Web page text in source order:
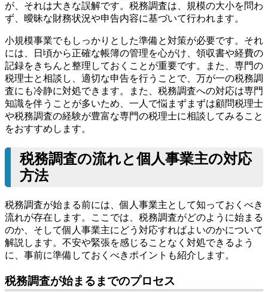
が、それは大きな誤解です。税務調査は、規模の大小を問わ
ず、曖昧な財務状況や申告内容に基づいて行われます。
小規模事業でもしっかりとした準備と対策が必要です。それ
には、日頃から正確な帳簿の管理を心がけ、領収書や経費の
記録をきちんと整理しておくことが重要です。また、専門の
税理士と相談し、適切な申告を行うことで、万が一の税務調
査にも冷静に対処できます。また、税務調査への対応は専門
知識を伴うことが多いため、一人で悩まずまずは顧問税理士
や税務調査の経験が豊富な専門の税理士に相談してみること
をおすすめします。
税務調査の流れと個人事業主の対応
方法
税務調査が始まる前には、個人事業主として知っておくべき
流れが存在します。ここでは、税務調査がどのように始まる
のか、そして個人事業主にどう対応すればよいのかについて
解説します。不安や緊張を感じることなく対処できるよう
に、事前に準備しておくべきポイントも紹介します。
税務調査が始まるまでのプロセス